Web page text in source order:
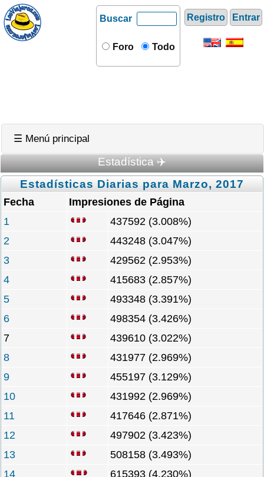
Registro Entrar
Buscar
Foro Todo
☰ Menú principal
Estadística ✈️
Estadísticas Diarias para Marzo, 2017
Fecha
Impresiones de Página
1
437592 (3.008%)
2
443248 (3.047%)
3
429562 (2.953%)
4
415683 (2.857%)
5
493348 (3.391%)
6
498354 (3.426%)
7
439610 (3.022%)
8
431977 (2.969%)
9
455197 (3.129%)
10
431992 (2.969%)
11
417646 (2.871%)
12
497902 (3.423%)
13
508158 (3.493%)
14
615393 (4.230%)